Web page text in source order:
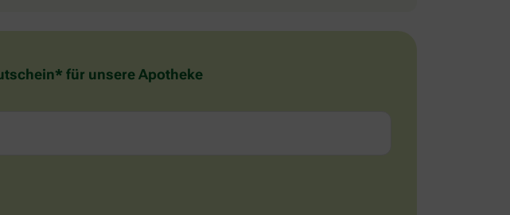
für unsere Apotheke